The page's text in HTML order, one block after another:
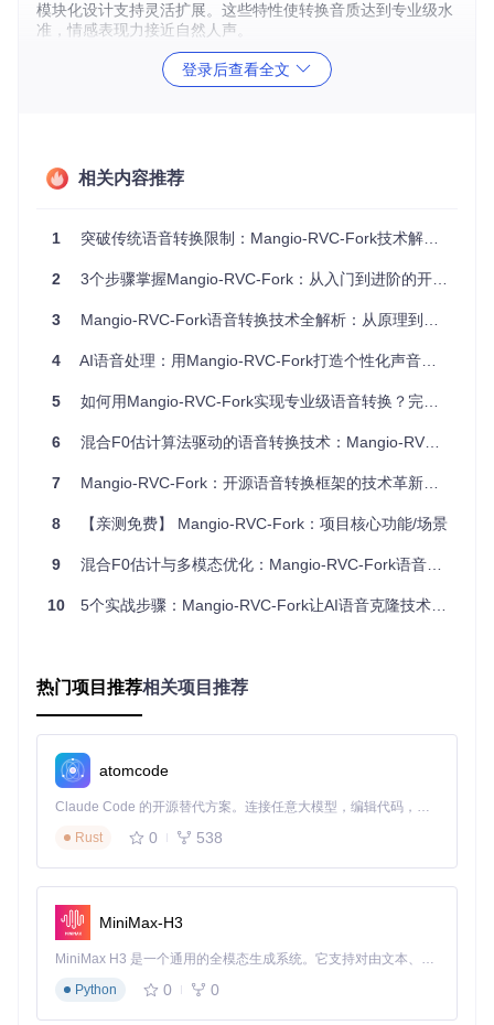
模块化设计支持灵活扩展。这些特性使转换音质达到专业级水
准，情感表现力接近自然人声。
模型推理引擎：lib/infer_pack/models.py
音频处理工具：infer_uvr5.py 实现人声与伴奏分离
训练管理系统 ： train/ 目录提供完整模型训练流程
技术参数对比表
特性
k
转换工具
取算
混合多模型（CRE
单一算法
适应不同音域
延迟
场景
体积
轻量化设计 普遍较大
要求
训练
量
需大量数
二、构建语音转换环境：从源码到界面的完整部
获取项目源码
git clone
cd
：确保本地已安装Git和Python 3.8+环境，推荐使
用conda创建独立虚拟环境避免依赖冲突。
安装依赖包
根据系统环境选择对应安装脚本：
Linux/macOS用户：
登录后查看全文
相关内容推荐
1 突破传统语音转换限制：Mangio-RVC-Fork技术解析与实战指南
2 3个步骤掌握Mangio-RVC-Fork：从入门到进阶的开源语音转换工具应用指南
3 Mangio-RVC-Fork语音转换技术全解析：从原理到实践的创新路径
4 AI语音处理：用Mangio-RVC-Fork打造个性化声音引擎
5 如何用Mangio-RVC-Fork实现专业级语音转换？完整指南
6 混合F0估计算法驱动的语音转换技术：Mangio-RVC-Fork从原理到实践
7 Mangio-RVC-Fork：开源语音转换框架的技术革新与实践指南
8 【亲测免费】 Mangio-RVC-Fork：项目核心功能/场景
9 混合F0估计与多模态优化：Mangio-RVC-Fork语音转换框架技术解析
10 5个实战步骤：Mangio-RVC-Fork让AI语音克隆技术落地应用
热门项目推荐相关项目推荐
atomcode
Claude Code 的开源替代方案。连接任意大模型，编辑代码，运行命令，自动验证 — 全自动执行。用 Rust 构建，极致性能。 ｜ An open-source alternative to Claude Code. Connect any LLM, edit code, run commands, and verify changes — autonomously. Built in Rust for speed. Get Started
Rust
0 538
MiniMax-H3
MiniMax H3 是一个通用的全模态生成系统。它支持对由文本、图像、视频和音频组成的多模态上下文进行统一理解，并能生成分辨率高达 2K、时长可达 15 秒的带原生立体声音频的视频。得益于面向任务泛化的系统设计，H3 在预训练阶段就已具备广泛的多模态上下文理解与生成能力，能够出色地执行复杂的多模态指令。
Python
0 0